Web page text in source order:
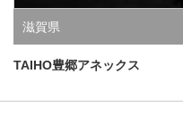
滋賀県
TAIHO豊郷アネックス